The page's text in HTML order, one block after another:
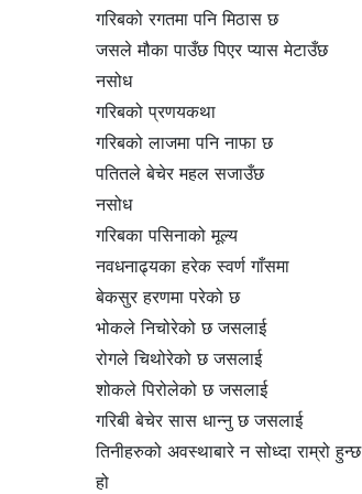
गरिबको रगतमा पनि मिठास छ
जसले मौका पाउँछ पिएर प्यास मेटाउँछ
नसोध
गरिबको प्रणयकथा
गरिबको लाजमा पनि नाफा छ
पतितले बेचेर महल सजाउँछ
नसोध
गरिबका पसिनाको मूल्य
नवधनाढ्यका हरेक स्वर्ण गाँसमा
बेकसुर हरणमा परेको छ
भोकले निचोरेको छ जसलाई
रोगले चिथोरेको छ जसलाई
शोकले पिरोलेको छ जसलाई
गरिबी बेचेर सास धान्नु छ जसलाई
तिनीहरुको अवस्थाबारे न सोध्दा राम्रो हुन्छ
हो